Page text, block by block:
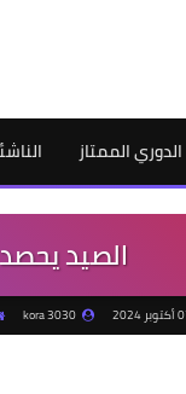
الرئيسية
الدوري الممتاز
الصيد
kora 3030